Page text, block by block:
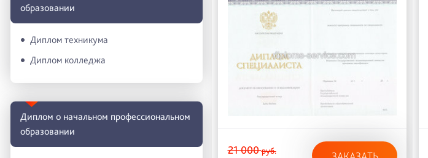
образовании
Диплом техникума
Диплом колледжа
Диплом о начальном профессиональном
oбразовании
21 000руб.